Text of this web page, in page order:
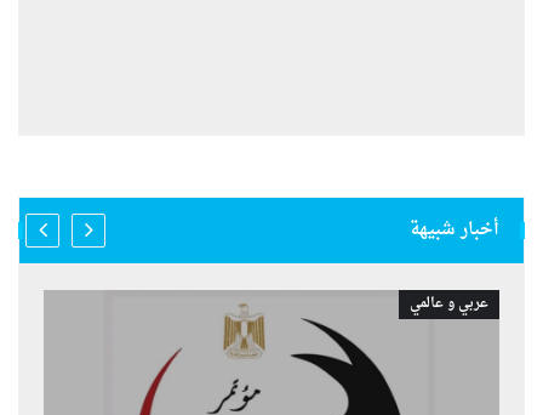
أخبار شبيهة
عربي و عالمي